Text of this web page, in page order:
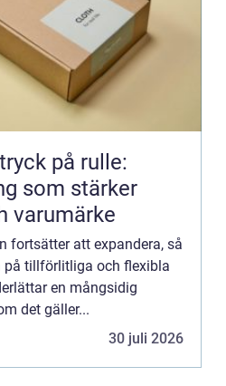
på rulle:
som stärker
varumärke
fortsätter att expandera, så
på tillförlitliga och flexibla
en mångsidig
det gäller...
30 juli 2026